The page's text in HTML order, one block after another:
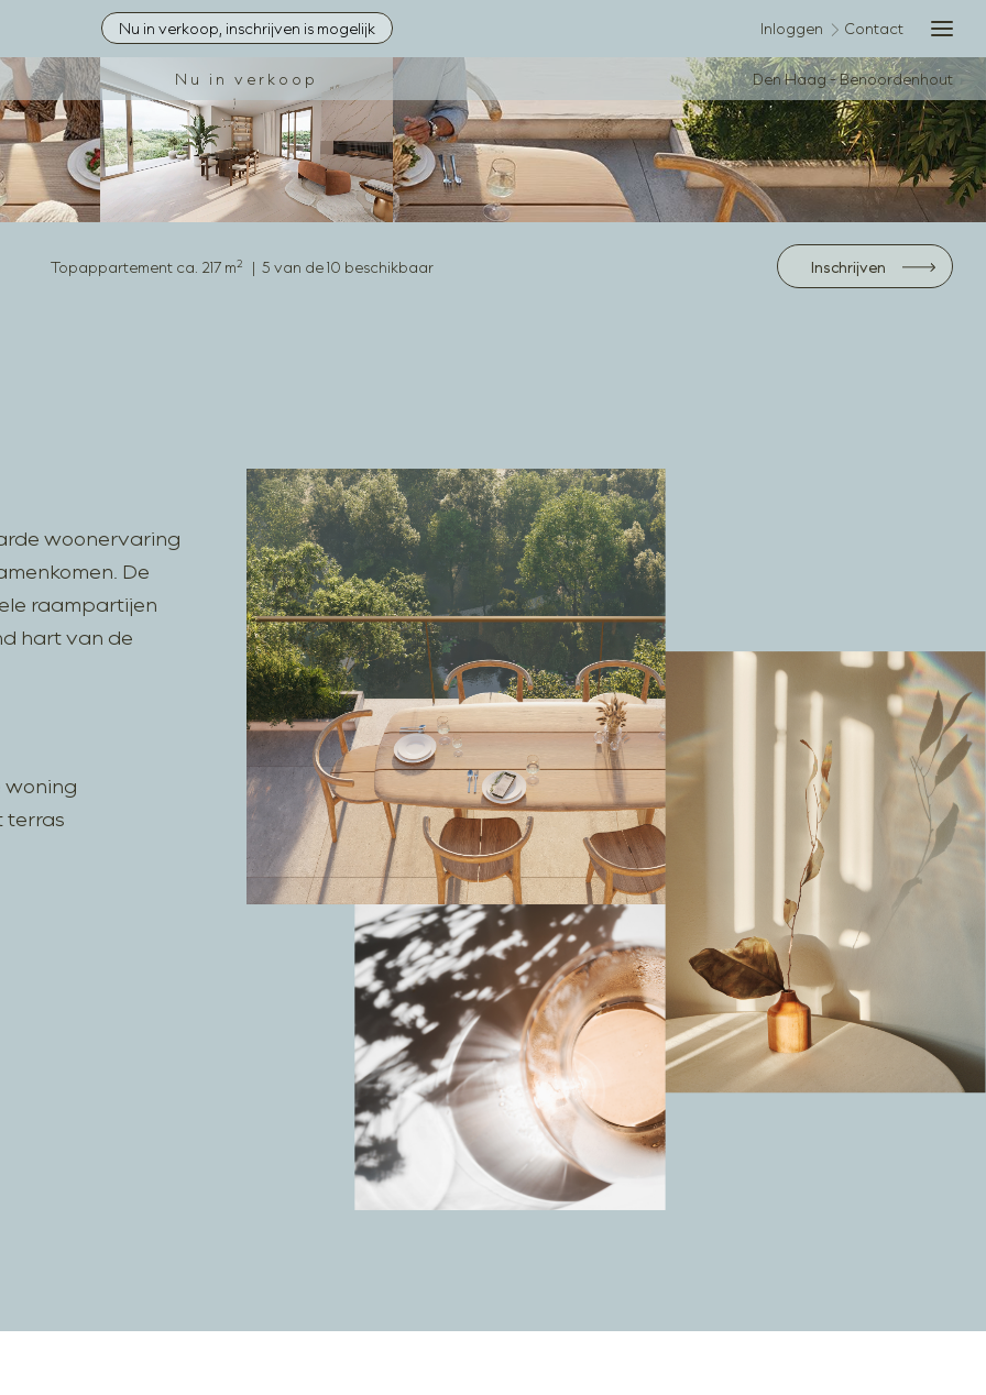
Nu in verkoop, inschrijven is mogelijk MENU
Inloggen Contact
Locatie
Architectuur
Duurzaamheid
Private banking
Veelgestelde vragen
Actueel
Contact
Den Haag - Benoordenhout
Nu in verkoop meets outside
Topappartement ca. 217 m2 | 5 van de 10 beschikbaar Inschrijven
woonervaring
De
raampartijen
hart van de
woning
terras